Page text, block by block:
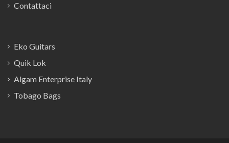
Contattaci
Eko Guitars
Quik Lok
Algam Enterprise Italy
Tobago Bags